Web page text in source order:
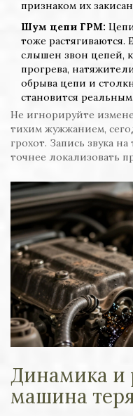
признаком их
Шум цепи ГРМ:
тоже растягиваются.
слышен звон цепей,
прогрева,
обрыва цепи и
становится реальным.
Не игнорируйте
тихим жужжанием,
грохот. Запись звука
точнее локализовать
Динамика и
машина